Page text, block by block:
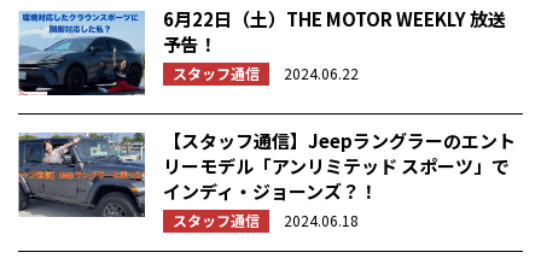
6月22日（土）THE MOTOR WEEKLY 放送
予告！
スタッフ通信 2024.06.22
【スタッフ通信】Jeepラングラーのエント
リーモデル「アンリミテッド スポーツ」で
インディ・ジョーンズ？！
スタッフ通信 2024.06.18